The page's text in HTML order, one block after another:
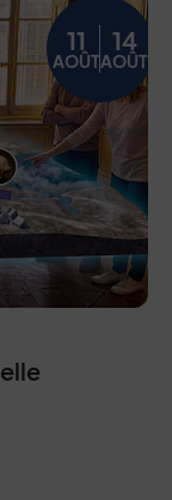
11
AOÛT
14
AOÛT